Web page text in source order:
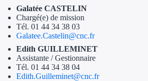
Galatée CASTELIN
Chargé(e) de mission
Tél. 01 44 34 38 03
Galatee.Castelin@cnc.fr
Edith GUILLEMINET
Assistante / Gestionnaire
Tél. 01 44 34 38 04
Edith.Guilleminet@cnc.fr